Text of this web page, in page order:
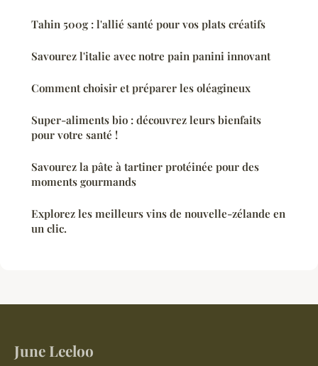
Tahin 500g : l'allié santé pour vos plats créatifs
Savourez l'italie avec notre pain panini innovant
Comment choisir et préparer les oléagineux
Super-aliments bio : découvrez leurs bienfaits
pour votre santé !
Savourez la pâte à tartiner protéinée pour des
moments gourmands
Explorez les meilleurs vins de nouvelle-zélande en
un clic.
June Leeloo